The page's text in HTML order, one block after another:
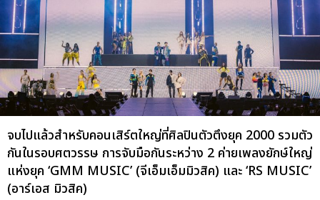
จบไปแล้วสำหรับคอนเสิร์ตใหญ่ที่ศิลปินตัวตึงยุค 2000 รวมตัว
กันในรอบศตวรรษ การจับมือกันระหว่าง 2 ค่ายเพลงยักษ์ใหญ่
แห่งยุค ‘GMM MUSIC’ (จีเอ็มเอ็มมิวสิค) และ ‘RS MUSIC’
(อาร์เอส มิวสิค)